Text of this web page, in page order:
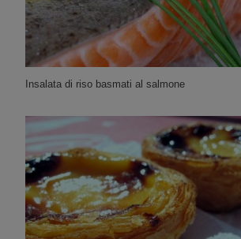
Insalata di riso basmati al salmone